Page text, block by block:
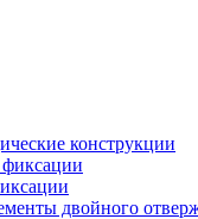
конструкции
двойного